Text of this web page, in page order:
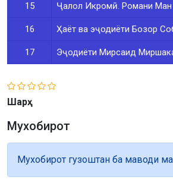
15 Ҷалол Икромӣ. Романи Ман
16 Ҳаёт ва эҷодиёти Бозор
17 Эҷодиёти Мирсаид
Шарҳ
Мухобирот
Мухобирот гузоштан ба маводи